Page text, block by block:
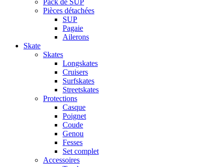
Pack de SUP
Pièces détachées
SUP
Pagaie
Ailerons
Skate
Skates
Longskates
Cruisers
Surfskates
Streetskates
Protections
Casque
Poignet
Coude
Genou
Fesses
Set complet
Accessoires